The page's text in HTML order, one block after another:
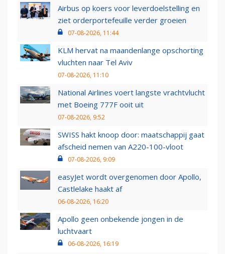
Airbus op koers voor leverdoelstelling en
ziet orderportefeuille verder groeien
07-08-2026, 11:44
KLM hervat na maandenlange opschorting
vluchten naar Tel Aviv
07-08-2026, 11:10
National Airlines voert langste vrachtvlucht
met Boeing 777F ooit uit
07-08-2026, 9:52
SWISS hakt knoop door: maatschappij gaat
afscheid nemen van A220-100-vloot
07-08-2026, 9:09
easyJet wordt overgenomen door Apollo,
Castlelake haakt af
06-08-2026, 16:20
Apollo geen onbekende jongen in de
luchtvaart
06-08-2026, 16:19